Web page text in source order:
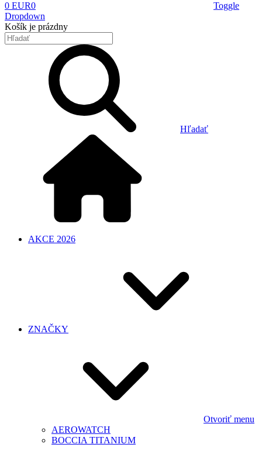
0 EUR0
Toggle
Dropdown
Košík je prázdny
Hľadať
AKCE 2026
ZNAČKY
Otvoriť menu
AEROWATCH
BOCCIA TITANIUM